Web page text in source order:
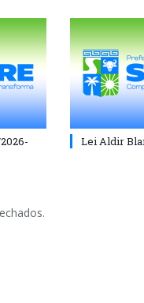
Lei Aldir